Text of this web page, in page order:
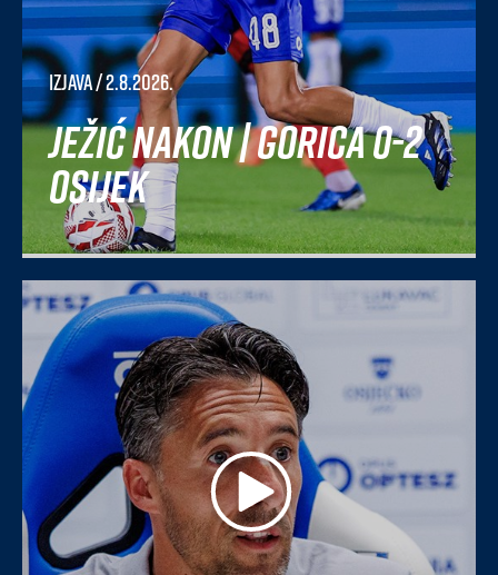
Izjava/ 2.8.2026.
Ježić nakon | Gorica 0-2
Osijek